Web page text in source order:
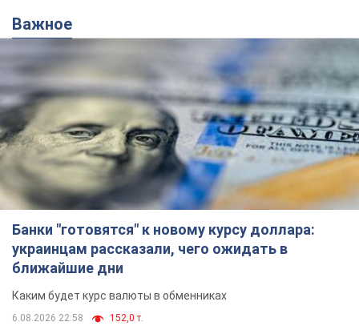
Важное
Банки "готовятся" к новому курсу доллара:
украинцам рассказали, чего ожидать в
ближайшие дни
Каким будет курс валюты в обменниках
6.08.2026 22:58 152,0 т.